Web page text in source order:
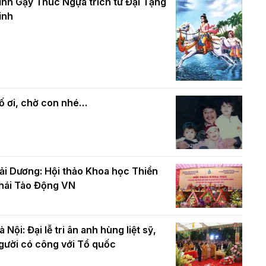
mừng Đại lễ Phật đản PL.2570 –
mùa Phật đản PL.2570
Phật giáo chính tín Phần 7: Luật nhân
quả
ơi, chờ con nhé…
Dương: Hội thảo Khoa học Thiền
Tào Động VN
Nội: Đại lễ tri ân anh hùng liệt sỹ,
có công với Tổ quốc